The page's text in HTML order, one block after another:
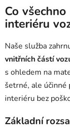
Co
interiéru
Naše služba
vnitřních částí
s ohledem na
šetrné, ale
interiéru bez
Základní